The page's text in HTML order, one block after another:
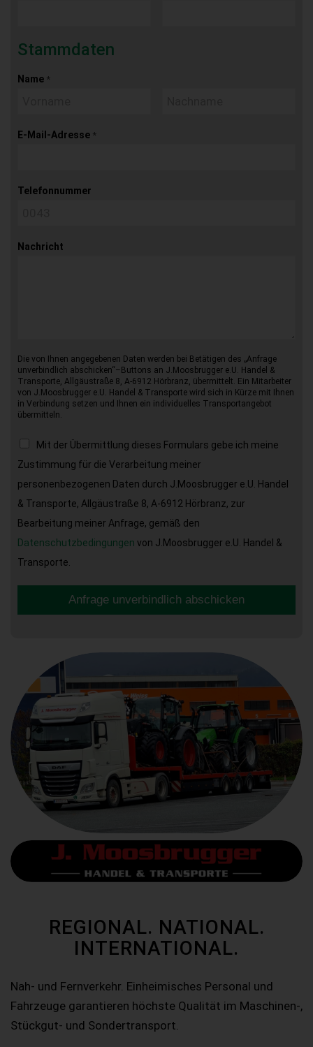
Stammdaten
Name *
E-Mail-Adresse *
Telefonnummer
Nachricht
Die von Ihnen angegebenen Daten werden bei Betätigen des „Anfrage
unverbindlich abschicken“–Buttons an J.Moosbrugger e.U. Handel &
Transporte, Allgäustraße 8, A-6912 Hörbranz, übermittelt. Ein Mitarbeiter
von J.Moosbrugger e.U. Handel & Transporte wird sich in Kürze mit Ihnen
in Verbindung setzen und Ihnen ein individuelles Transportangebot
übermitteln.
Mit der Übermittlung dieses Formulars gebe ich meine
Zustimmung für die Verarbeitung meiner
personenbezogenen Daten durch J.Moosbrugger e.U. Handel
& Transporte, Allgäustraße 8, A-6912 Hörbranz, zur
Bearbeitung meiner Anfrage, gemäß den
Datenschutzbedingungen von J.Moosbrugger e.U. Handel &
Transporte.
Anfrage unverbindlich abschicken
REGIONAL. NATIONAL.
INTERNATIONAL.
Nah- und Fernverkehr. Einheimisches Personal und
Fahrzeuge garantieren höchste Qualität im Maschinen-,
Stückgut- und Sondertransport.